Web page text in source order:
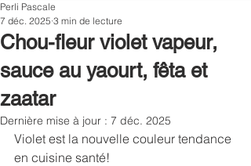
Chou-fleur violet vapeur,
sauce au yaourt, fêta et
zaatar
Perli Pascale
7 déc. 2025 3 min de lecture
Dernière mise à jour : 7 déc. 2025
Violet est la nouvelle couleur tendance
en cuisine santé!